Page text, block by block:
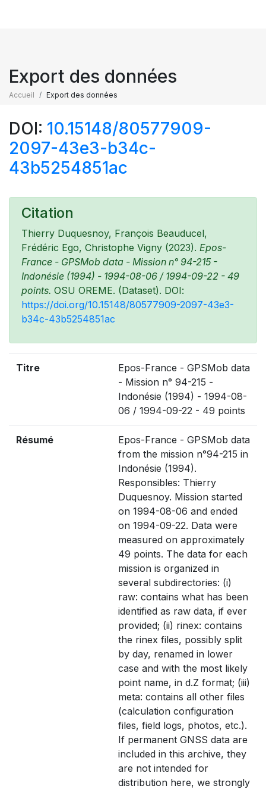
Export des données
Accueil Export des données
DOI: 10.15148/80577909-
2097-43e3-b34c-
43b5254851ac
Citation
Thierry Duquesnoy, François Beauducel,
Frédéric Ego, Christophe Vigny (2023). Epos-
France - GPSMob data - Mission n° 94-215 -
Indonésie (1994) - 1994-08-06 / 1994-09-22 - 49
points. OSU OREME. (Dataset). DOI:
https://doi.org/10.15148/80577909-2097-43e3-
b34c-43b5254851ac
Titre
Epos-France - GPSMob data
- Mission n° 94-215 -
Indonésie (1994) - 1994-08-
06 / 1994-09-22 - 49 points
Résumé
Epos-France - GPSMob data
from the mission n°94-215 in
Indonésie (1994).
Responsibles: Thierry
Duquesnoy. Mission started
on 1994-08-06 and ended
on 1994-09-22. Data were
measured on approximately
49 points. The data for each
mission is organized in
several subdirectories: (i)
raw: contains what has been
identified as raw data, if ever
provided; (ii) rinex: contains
the rinex files, possibly split
by day, renamed in lower
case and with the most likely
point name, in d.Z format; (iii)
meta: contains all other files
(calculation configuration
files, field logs, photos, etc.).
If permanent GNSS data are
included in this archive, they
are not intended for
distribution here, we strongly